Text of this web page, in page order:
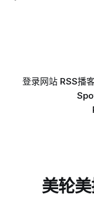
登录网站 RSS播
美轮